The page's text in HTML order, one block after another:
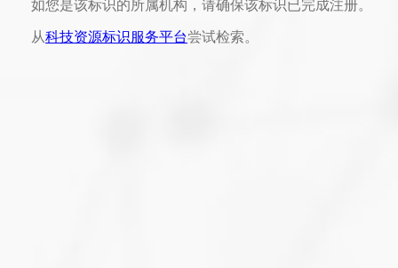
如您是该标识的所属机构，请确保该标识已完成注册。
从科技资源标识服务平台尝试检索。